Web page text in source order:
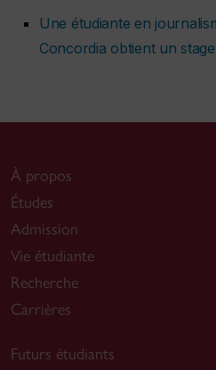
Une étudiante en
Concordia obtient un
À propos
Études
Admission
Vie étudiante
Recherche
Carrières
Futurs étudiants